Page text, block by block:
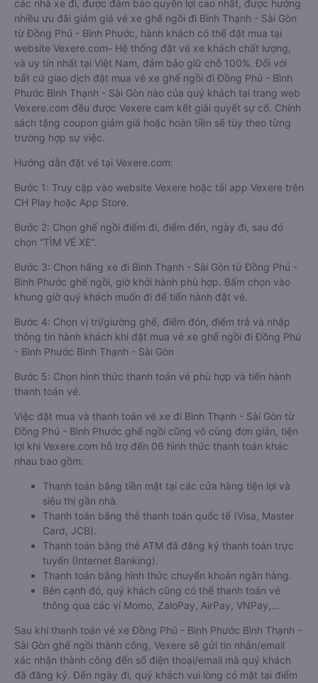
các nhà xe đi, được đảm bảo quyền lợi cao nhất, được hưởng
nhiều ưu đãi giảm giá vé xe ghế ngồi đi Bình Thạnh - Sài Gòn
từ Đồng Phú - Bình Phước, hành khách có thể đặt mua tại
website Vexere.com- Hệ thống đặt vé xe khách chất lượng,
và uy tín nhất tại Việt Nam, đảm bảo giữ chỗ 100%. Đối với
bất cứ giao dịch đặt mua vé xe ghế ngồi đi Đồng Phú - Bình
Phước Bình Thạnh - Sài Gòn nào của quý khách tại trang web
Vexere.com đều được Vexere cam kết giải quyết sự cố. Chính
sách tặng coupon giảm giá hoặc hoàn tiền sẽ tùy theo từng
trường hợp sự việc.
Hướng dẫn đặt vé tại Vexere.com:
Bước 1: Truy cập vào website Vexere hoặc tải app Vexere trên
CH Play hoặc App Store.
Bước 2: Chọn ghế ngồi điểm đi, điểm đến, ngày đi, sau đó
chọn “TÌM VÉ XE”.
Bước 3: Chọn hãng xe đi Bình Thạnh - Sài Gòn từ Đồng Phú -
Bình Phước ghế ngồi, giờ khởi hành phù hợp. Bấm chọn vào
khung giờ quý khách muốn đi để tiến hành đặt vé.
Bước 4: Chọn vị trí/giường ghế, điểm đón, điểm trả và nhập
thông tin hành khách khi đặt mua vé xe ghế ngồi đi Đồng Phú
- Bình Phước Bình Thạnh - Sài Gòn
Bước 5: Chọn hình thức thanh toán vé phù hợp và tiến hành
thanh toán vé.
Việc đặt mua và thanh toán vé xe đi Bình Thạnh - Sài Gòn từ
Đồng Phú - Bình Phước ghế ngồi cũng vô cùng đơn giản, tiện
lợi khi Vexere.com hỗ trợ đến 06 hình thức thanh toán khác
nhau bao gồm:
Thanh toán bằng tiền mặt tại các cửa hàng tiện lợi và
siêu thị gần nhà.
Thanh toán bằng thẻ thanh toán quốc tế (Visa, Master
Card, JCB).
Thanh toán bằng thẻ ATM đã đăng ký thanh toán trực
tuyến (Internet Banking).
Thanh toán bằng hình thức chuyển khoản ngân hàng.
Bên cạnh đó, quý khách cũng có thể thanh toán vé
thông qua các ví Momo, ZaloPay, AirPay, VNPay,…
Sau khi thanh toán vé xe Đồng Phú - Bình Phước Bình Thạnh -
Sài Gòn ghế ngồi thành công, Vexere sẽ gửi tin nhắn/email
xác nhận thành công đến số điện thoại/email mà quý khách
đã đăng ký. Đến ngày đi, quý khách vui lòng có mặt tại điểm